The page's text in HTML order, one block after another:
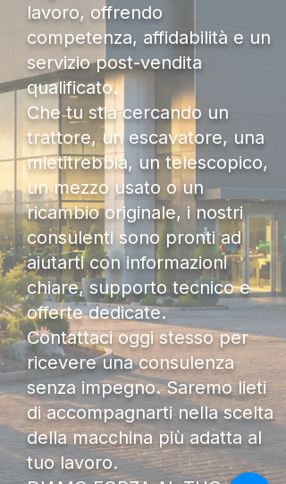
lavoro, offrendo
competenza, affidabilità e un
servizio post-vendita
qualificato.
Che tu stia cercando un
trattore, un escavatore, una
mietitrebbia, un telescopico,
un mezzo usato o un
ricambio originale, i nostri
consulenti sono pronti ad
aiutarti con informazioni
chiare, supporto tecnico e
offerte dedicate.
Contattaci oggi stesso per
ricevere una consulenza
senza impegno. Saremo lieti
di accompagnarti nella scelta
della macchina più adatta al
tuo lavoro.